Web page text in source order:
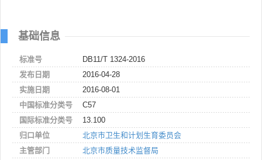
基础信息
标准号
DB11/T 1324-2016
发布日期
2016-04-28
实施日期
2016-08-01
中国标准分类号
C57
国际标准分类号
13.100
归口单位
北京市卫生和计划生育委员会
主管部门
北京市质量技术监督局